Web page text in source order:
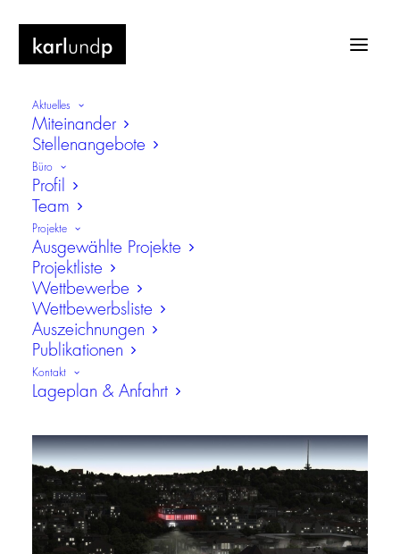
Aktuelles
Miteinander
Stellenangebote
Büro
Profil
Team
Projekte
Ausgewählte Projekte
Projektliste
Wettbewerbe
Wettbewerbsliste
Auszeichnungen
Publikationen
Kontakt
Lageplan & Anfahrt
Neubau John-Cranko-Schule
Neubau für die Unterbringung der John-
Cranko-Ballettschule und der
staatlichen Akademie des
Württembergischen Staatstheater
Stuttgart